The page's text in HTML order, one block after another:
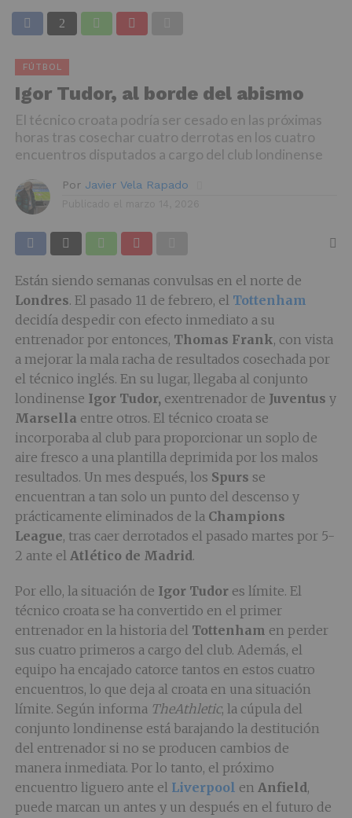
FÚTBOL
Igor Tudor, al borde del abismo
El técnico croata podría ser cesado en las próximas
horas tras cosechar cuatro derrotas en los cuatro
encuentros disputados a cargo del club londinense
Por Javier Vela Rapado
Están siendo semanas convulsas en el norte de
Londres. El pasado 11 de febrero, el Tottenham
decidía despedir con efecto inmediato a su
entrenador por entonces, Thomas Frank, con vista
a mejorar la mala racha de resultados cosechada por
el técnico inglés. En su lugar, llegaba al conjunto
londinense Igor Tudor, exentrenador de Juventus y
Marsella entre otros. El técnico croata se
incorporaba al club para proporcionar un soplo de
aire fresco a una plantilla deprimida por los malos
resultados. Un mes después, los Spurs se
encuentran a tan solo un punto del descenso y
prácticamente eliminados de la Champions
League, tras caer derrotados el pasado martes por 5-
2 ante el Atlético de Madrid.
Por ello, la situación de Igor Tudores límite. El
técnico croata se ha convertido en el primer
entrenador en la historia del Tottenham en perder
sus cuatro primeros a cargo del club. Además, el
equipo ha encajado catorce tantos en estos cuatro
encuentros, lo que deja al croata en una situación
límite. Según informa TheAthletic, la cúpula del
conjunto londinense está barajando la destitución
del entrenador si no se producen cambios de
manera inmediata. Por lo tanto, el próximo
encuentro liguero ante el Liverpool en Anfield,
puede marcan un antes y un después en el futuro de